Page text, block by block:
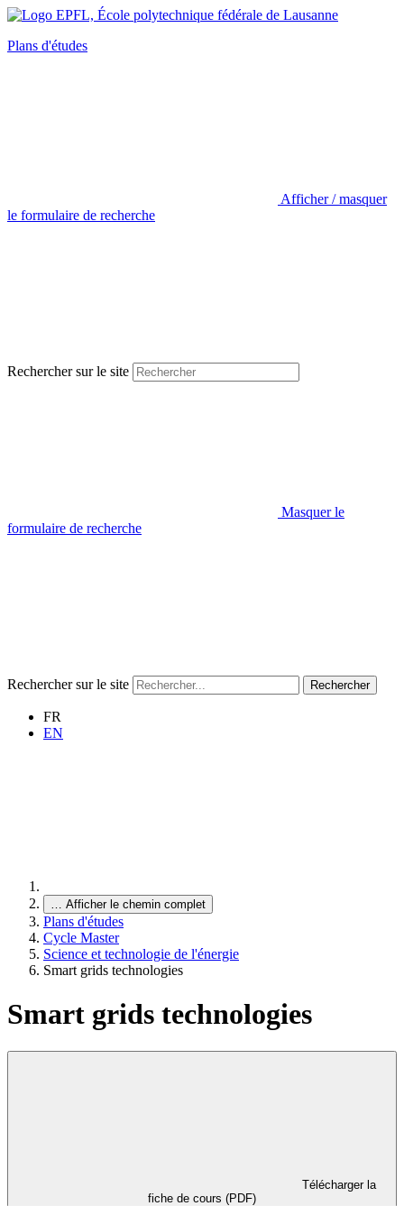
Plans d'études
Afficher / masquer
le formulaire de recherche
Rechercher sur le site
Masquer le
formulaire de recherche
Rechercher sur le site Rechercher
FR
EN
… Afficher le chemin complet
Plans d'études
Cycle Master
Science et technologie de l'énergie
Smart grids technologies
Smart grids technologies
fiche de cours (PDF)